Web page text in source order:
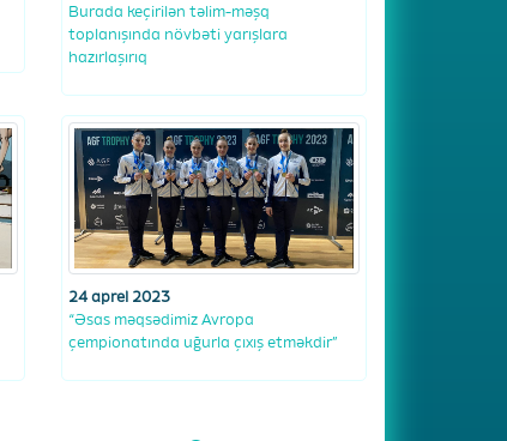
Burada keçirilən təlim-məşq
toplanışında növbəti yarışlara
hazırlaşırıq
24 aprel 2023
“Əsas məqsədimiz Avropa
çempionatında uğurla çıxış etməkdir”